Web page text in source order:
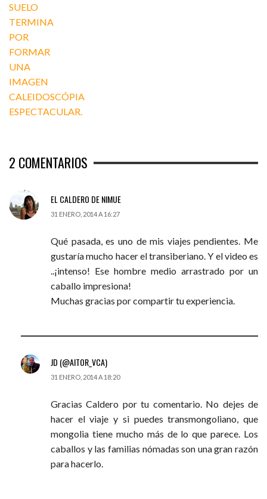
2 COMENTARIOS
EL CALDERO DE NIMUE
31 ENERO, 2014 A 16:27
Qué pasada, es uno de mis viajes pendientes. Me
gustaría mucho hacer el transiberiano. Y el video es
..¡intenso! Ese hombre medio arrastrado por un
caballo impresiona!
Muchas gracias por compartir tu experiencia.
JD (@AITOR_VCA)
31 ENERO, 2014 A 18:20
Gracias Caldero por tu comentario. No dejes de
hacer el viaje y si puedes transmongoliano, que
mongolia tiene mucho más de lo que parece. Los
caballos y las familias nómadas son una gran razón
para hacerlo.